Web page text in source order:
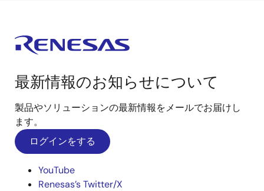
最新情報のお知らせについて
製品やソリューションの最新情報をメールでお届けし
ます。
ログインをする
YouTube
Renesas’s Twitter/X